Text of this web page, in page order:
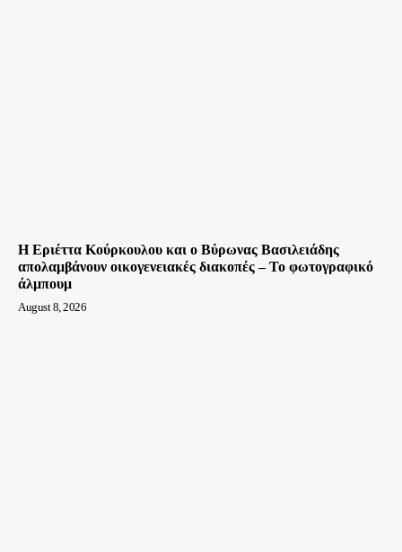
Η Εριέττα Κούρκουλου και ο Βύρωνας Βασιλειάδης
απολαμβάνουν οικογενειακές διακοπές – Το φωτογραφικό
άλμπουμ
August 8, 2026